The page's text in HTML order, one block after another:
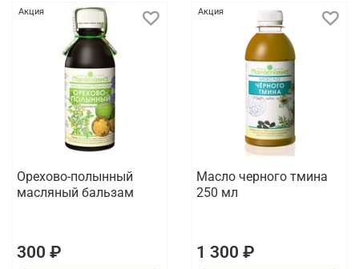
Акция
Орехово-полынный
масляный бальзам
300 ₽
Акция
Масло черного тмина
250 мл
1 300 ₽